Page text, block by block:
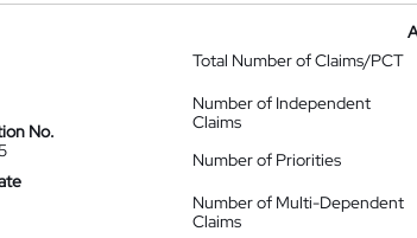
No.
Total Number of Claims/PCT
Number of Independent
Claims
Number of Priorities
Number of Multi-Dependent
Claims